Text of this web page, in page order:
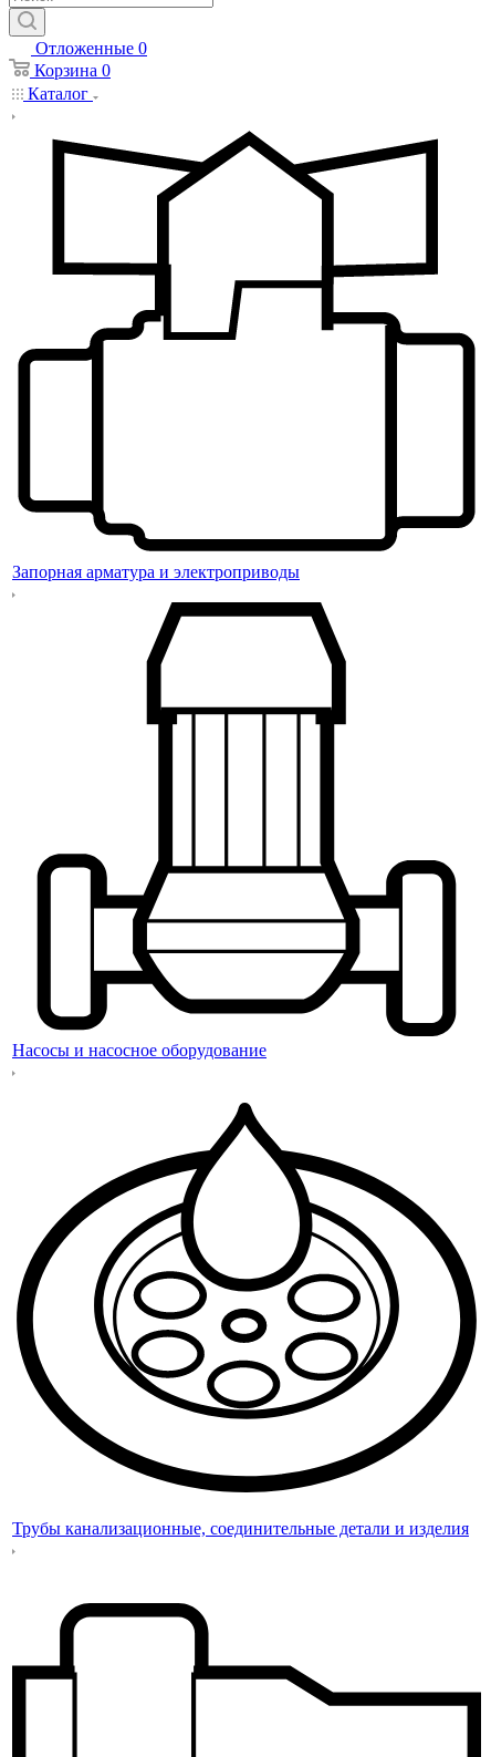
Отложенные 0
Корзина 0
Каталог
Запорная арматура и электроприводы
Насосы и насосное оборудование
Трубы канализационные, соединительные детали и изделия